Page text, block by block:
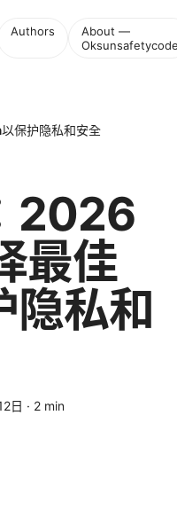
Authors
About —
保护隐私和安全
2026
最佳
隐私和
日 · 2 min